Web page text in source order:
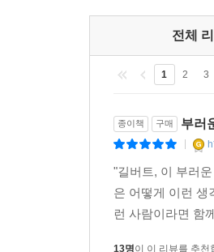
앤이 내게 물었어도
직업은 적어도 남에게
고 떠나는 삶을 존중
내 경우에는 겉과 속
---「사랑에 빠진 이
그러나 앤이 마음속
는 상태가 아니라, 대
* 그렇지만 마릴라 아
* 린드 아주머니는
* 내 속엔 여러 가지
편하겠지만 재미는 절
* 무언가를 즐겁게
전체
1 2 3
종이책 구매 부러
"길버트, 이 부러
은 어떻게 이런 생
런 사람이라면 함
13명이 이 리뷰를 추천